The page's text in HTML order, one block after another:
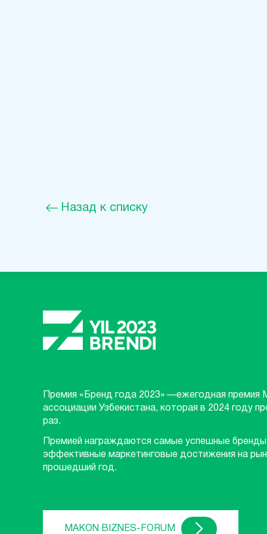
Назад к списку
Премия «Бренд года 2023» —ежегодная премия
ассоциации Узбекистана, которая в 2024 году
раз.
Премией награждаются самые успешные
эффективные маркетинговые достижения на
прошедший год.
MAKON BIZNES-FORUM